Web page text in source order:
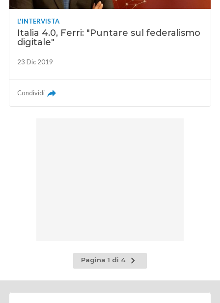
L'INTERVISTA
Italia 4.0, Ferri: "Puntare sul federalismo
digitale"
23 Dic 2019
Condividi
Pagina 1 di 4
Pagina
successiva